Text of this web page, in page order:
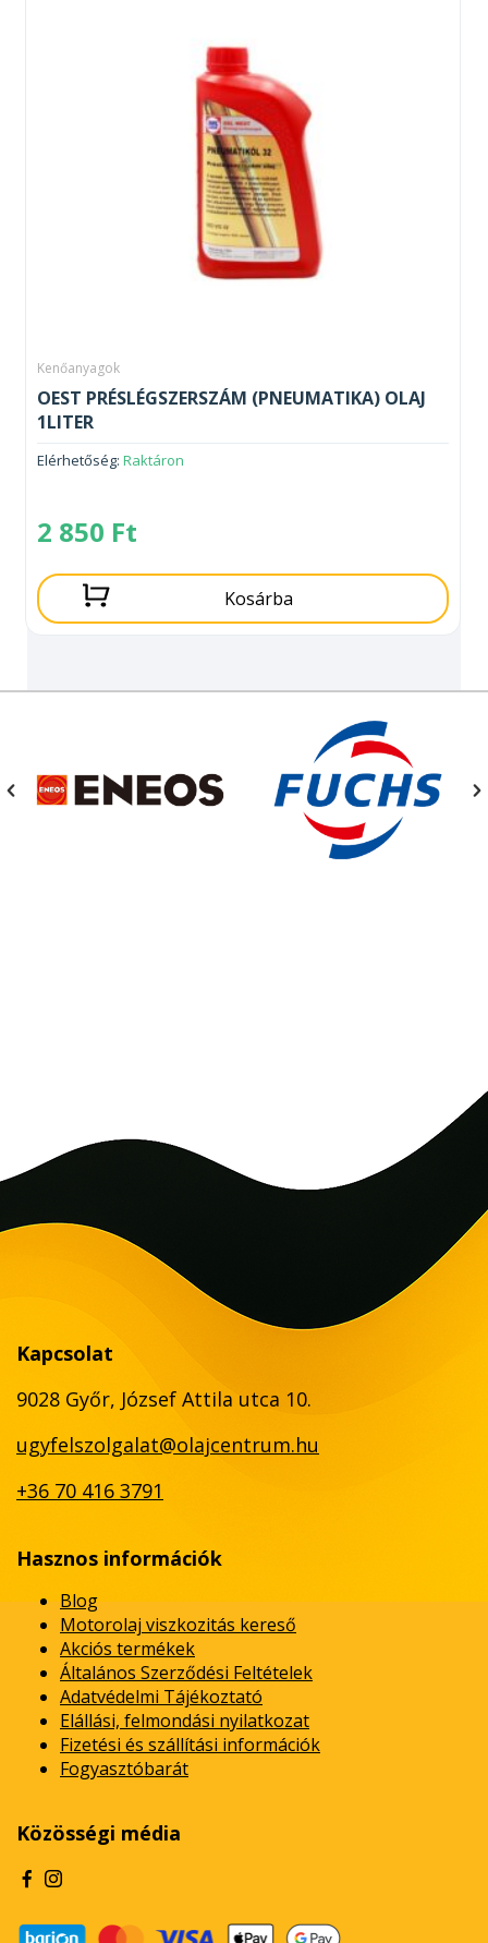
Kenőanyagok
OEST PRÉSLÉGSZERSZÁM (PNEUMATIKA) OLAJ
1LITER
Elérhetőség: Raktáron
2 850 Ft
Kosárba
Kapcsolat
9028 Győr, József Attila utca 10.
ugyfelszolgalat@olajcentrum.hu
+36 70 416 3791
Hasznos információk
Blog
Motorolaj viszkozitás kereső
Akciós termékek
Általános Szerződési Feltételek
Adatvédelmi Tájékoztató
Elállási, felmondási nyilatkozat
Fizetési és szállítási információk
Fogyasztóbarát
Közösségi média